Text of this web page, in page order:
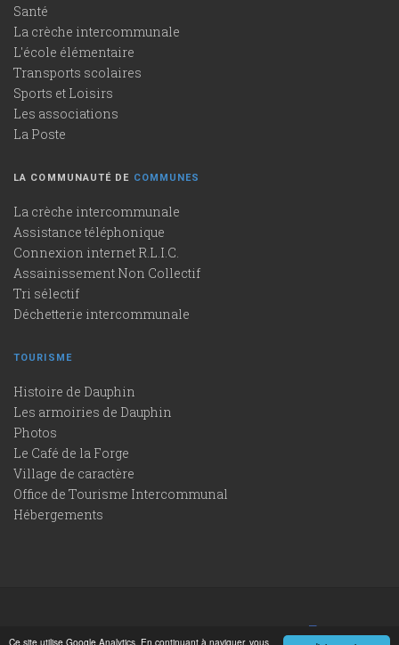
Ce site utilise Google Analytics. En continuant à naviguer, vous
Santé
La crèche intercommunale
L'école élémentaire
Transports scolaires
Sports et Loisirs
Les associations
La Poste
LA COMMUNAUTÉ DE COMMUNES
La crèche intercommunale
Assistance téléphonique
Connexion internet R.L.I.C.
Assainissement Non Collectif
Tri sélectif
Déchetterie intercommunale
TOURISME
Histoire de Dauphin
Les armoiries de Dauphin
Photos
Le Café de la Forge
Village de caractère
Office de Tourisme Intercommunal
Hébergements
MENTIONS LÉGALES